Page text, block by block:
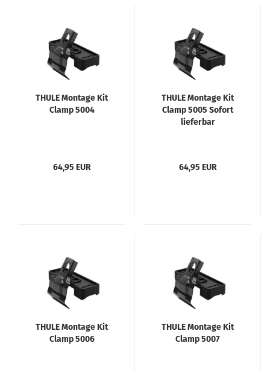
THULE Montage Kit
Clamp 5004
64,95 EUR
THULE Montage Kit
Clamp 5005 Sofort
lieferbar
64,95 EUR
THULE Montage Kit
Clamp 5006
THULE Montage Kit
Clamp 5007